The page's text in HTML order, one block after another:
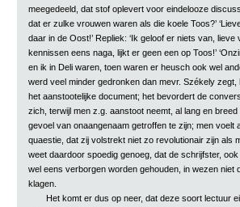
meegedeeld, dat stof oplevert voor eindelooze
dat er zulke vrouwen waren als die koele Toos?’
daar in de Oost!’ Repliek: ‘Ik geloof er niets van, lieve
kennissen eens naga, lijkt er geen een op Toos!’
en ik in Deli waren, toen waren er heusch ook wel
werd veel minder gedronken dan mevr. Székely zegt,
het aanstootelijke document; het bevordert de
zich, terwijl men z.g. aanstoot neemt, al lang en
gevoel van onaangenaam getroffen te zijn; men voelt
quaestie, dat zij volstrekt niet zo revolutionair zijn als
weet daardoor spoedig genoeg, dat de schrijfster, ook
wel eens verborgen worden gehouden, in wezen niet
klagen.
Het komt er dus op neer, dat deze soort lectuur